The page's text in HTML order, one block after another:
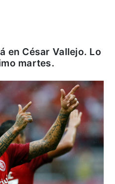
en César Vallejo. Lo
martes.